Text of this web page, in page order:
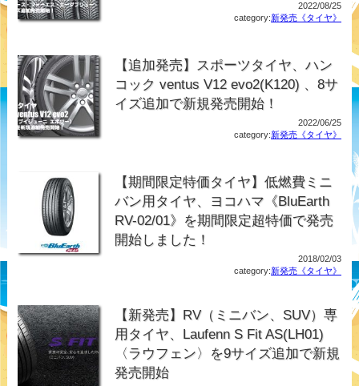
2022/08/25
category:新発売《タイヤ》
【追加発売】スポーツタイヤ、ハン
コック ventus V12 evo2(K120) 、8サ
イズ追加で新規発売開始！
2022/06/25
category:新発売《タイヤ》
【期間限定特価タイヤ】低燃費ミニ
バン用タイヤ、ヨコハマ《BluEarth
RV-02/01》を期間限定超特価で発売
開始しました！
2018/02/03
category:新発売《タイヤ》
【新発売】RV（ミニバン、SUV）専
用タイヤ、Laufenn S Fit AS(LH01)
〈ラウフェン〉を9サイズ追加で新規
発売開始